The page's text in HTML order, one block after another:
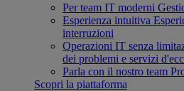
Per team IT moderni
Esperienza intuitiva
interruzioni
Operazioni IT senza
dei problemi e servizi
Parla con il nostro team
Scopri la piattaforma